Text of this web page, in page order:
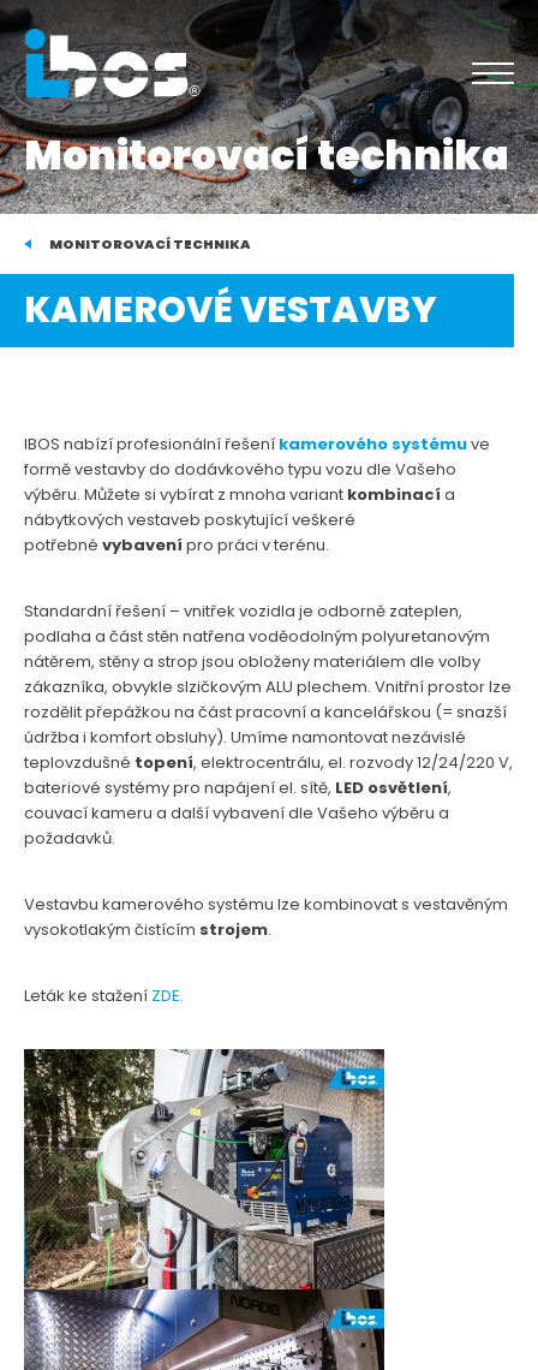
Monitorovací technika
MONITOROVACÍ TECHNIKA
KAMEROVÉ VESTAVBY
IBOS nabízí profesionální řešení kamerového systémuve
formě vestavby do dodávkového typu vozu dle Vašeho
výběru. Můžete si vybírat z mnoha variant kombinací a
nábytkových vestaveb poskytující veškeré
potřebné vybavení pro práci v terénu.
Standardní řešení – vnitřek vozidla je odborně zateplen,
podlaha a část stěn natřena voděodolným polyuretanovým
nátěrem, stěny a strop jsou obloženy materiálem dle volby
zákazníka, obvykle slzičkovým ALU plechem. Vnitřní prostor lze
rozdělit přepážkou na část pracovní a kancelářskou (= snazší
údržba i komfort obsluhy). Umíme namontovat nezávislé
teplovzdušné topení, elektrocentrálu, el. rozvody 12/24/220 V,
bateriové systémy pro napájení el. sítě, LED osvětlení,
couvací kameru a další vybavení dle Vašeho výběru a
požadavků.
Vestavbu kamerového systému lze kombinovat s vestavěným
vysokotlakým čistícím strojem.
Leták ke stažení ZDE.